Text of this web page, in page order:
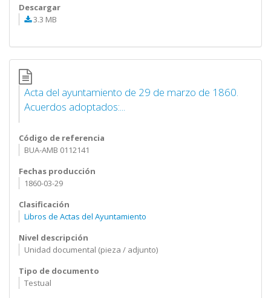
Descargar
3.3 MB
Acta del ayuntamiento de 29 de marzo de 1860.
Acuerdos adoptados:...
Código de referencia
BUA-AMB 0112141
Fechas producción
1860-03-29
Clasificación
Libros de Actas del Ayuntamiento
Nivel descripción
Unidad documental (pieza / adjunto)
Tipo de documento
Testual